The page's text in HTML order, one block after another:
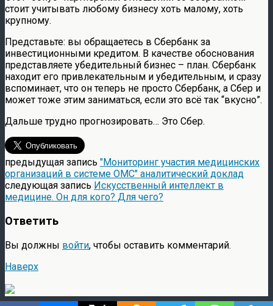
стоит учитывать любому бизнесу хоть малому, хоть
крупному.
Представьте: вы обращаетесь в Сбербанк за
инвестиционными кредитом. В качестве обоснования
представляете убедительный бизнес – план. Сбербанк
находит его привлекательным и убедительным, и сразу
вспоминает, что он теперь не просто Сбербанк, а Сбер и
может тоже этим заниматься, если это всё так “вкусно”.
Дальше трудно прогнозировать… Это Сбер.
предыдущая запись "Мониторинг участия медицинских
организаций в системе ОМС" аналитический доклад
следующая запись Искусственный интеллект в
медицине. Он для кого? Для чего?
Ответить
Вы должны войти, чтобы оставить комментарий.
Наверх